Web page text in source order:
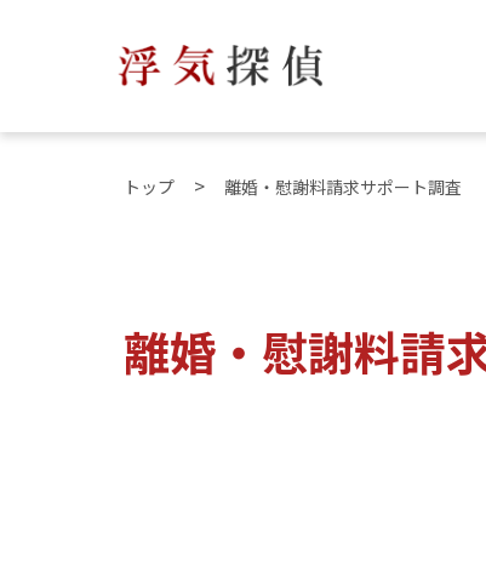
トップ 離婚・慰謝料請求サポート調査
離婚・慰謝料請